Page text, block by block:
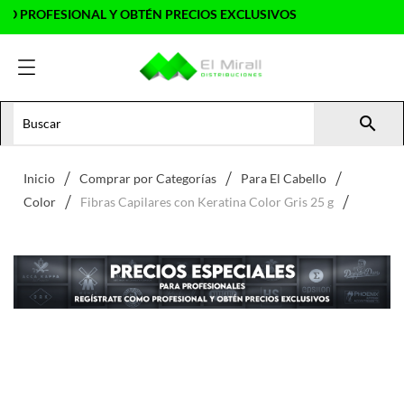
Y OBTÉN PRECIOS EXCLUSIVOS

Inicio Comprar por Categorías
Para El Cabello
Color
Fibras Capilares con Keratina Color Gris 25 g